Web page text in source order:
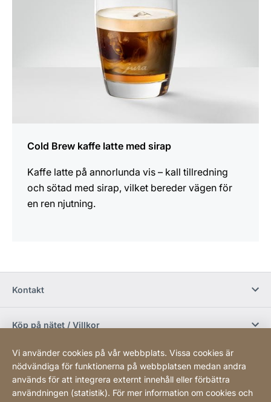
Cold Brew kaffe latte med sirap
Kaffe latte på annorlunda vis – kall tillredning
och sötad med sirap, vilket bereder vägen för
en ren njutning.
Kontakt
Köp på nätet / Villkor
Newsletter
Vi använder cookies på vår webbplats. Vissa cookies är
nödvändiga för funktionerna på webbplatsen medan andra
används för att integrera externt innehåll eller förbättra
användningen (statistik). För mer information om cookies och